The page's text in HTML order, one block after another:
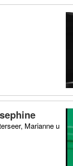
Marianne u